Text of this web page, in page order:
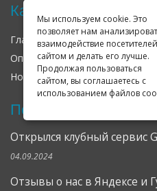
Мы используем cookie. Это
позволяет нам
взаимодействие
сайтом и делать его лучше.
Продолжая пользоваться
сайтом, вы соглашаетесь с
использованием файлов
Карта сайта
Главная О нас
Оплата
Доставка
Новости
Оферта
Последние новости
Открылся клубный сервис
04.09.2024
Отзывы о нас в Яндексе и